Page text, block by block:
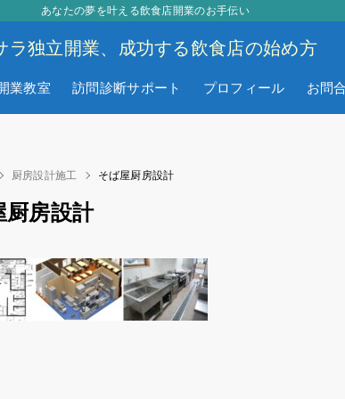
ラ独立開業、成功する飲食店の始め方
あなたの夢を叶える飲食店開業のお手伝い
業教室 訪問診断サポート プロフィール お問
厨房設計施工 そば屋厨房設計
厨房設計